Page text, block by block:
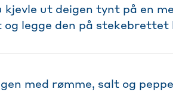
ut deigen tynt på en
legge den på stekebrettet
med rømme, salt og